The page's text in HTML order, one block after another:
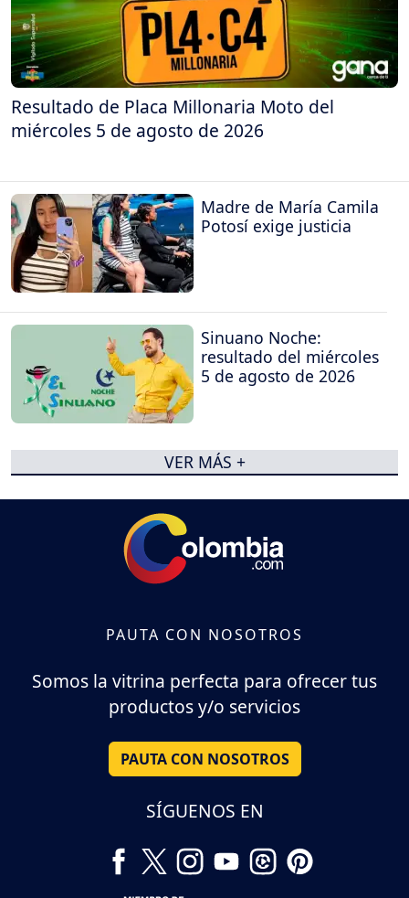
Resultado de Placa Millonaria Moto del
miércoles 5 de agosto de 2026
Madre de María Camila
Potosí exige justicia
Sinuano Noche:
resultado del miércoles
5 de agosto de 2026
VER MÁS +
PAUTA CON NOSOTROS
Somos la vitrina perfecta para ofrecer tus
productos y/o servicios
PAUTA CON NOSOTROS
SÍGUENOS EN